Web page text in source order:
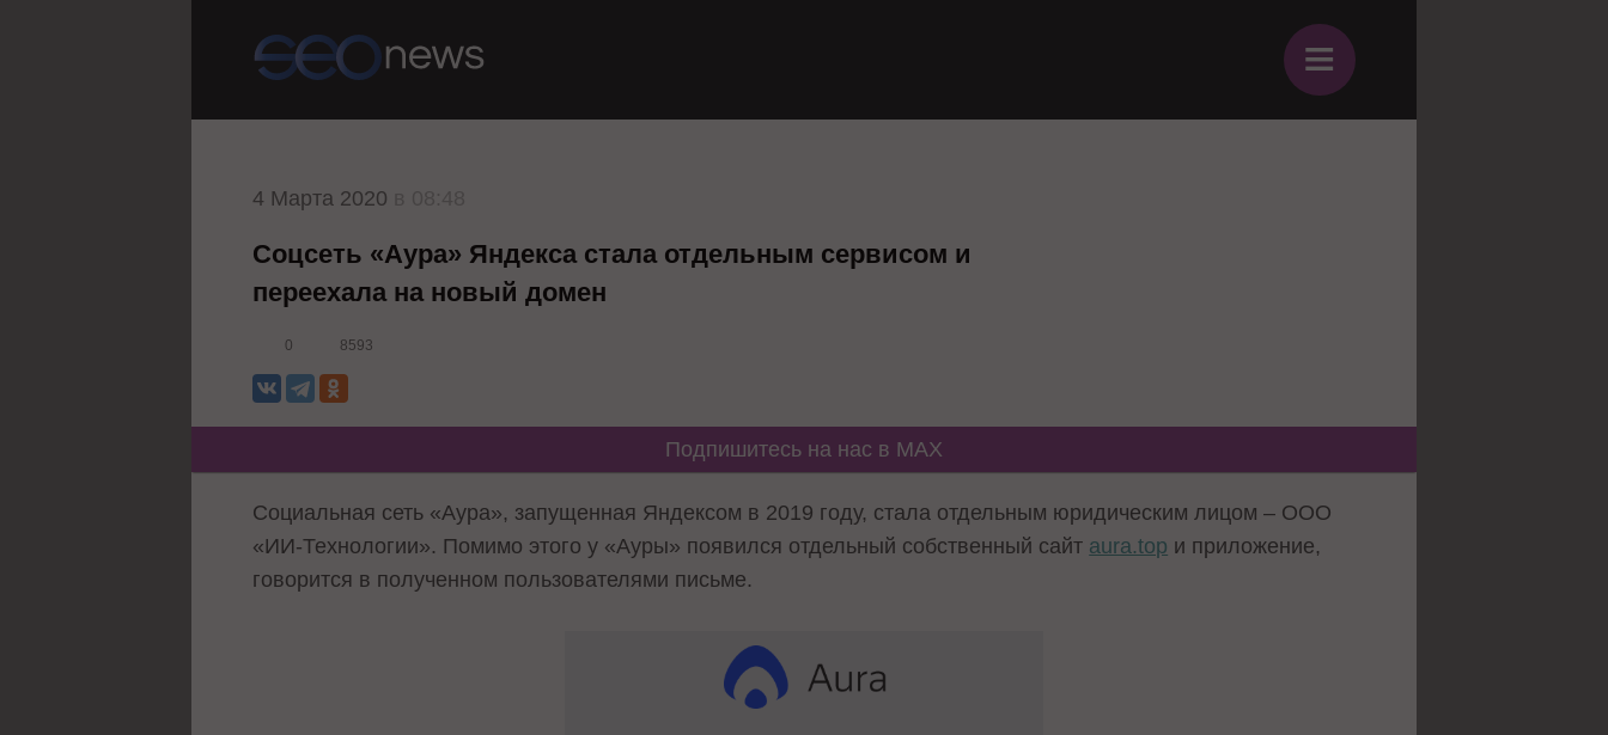
≡
4 Марта 2020
Соцсеть «Аура» Яндекса стала отдельным сервисом и
переехала на новый домен
0 8593
Подпишитесь на нас в MAX
Социальная сеть «Аура», запущенная Яндексом в 2019 году, стала отдельным юридическим лицом – ООО
«ИИ-Технологии». Помимо этого у «Ауры» появился отдельный собственный сайт aura.top и приложение,
говорится в полученном пользователями письме.